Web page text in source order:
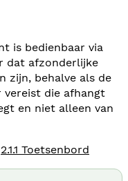
is bedienbaar via
dat afzonderlijke
zijn, behalve als de
vereist die afhangt
en niet alleen van
2.1.1 Toetsenbord